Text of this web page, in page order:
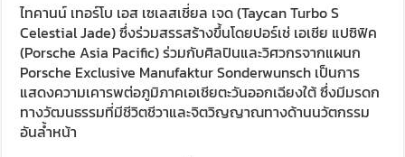
ไทคานน์ เทอร์โบ เอส เซเลสเชี่ยล เจด (Taycan Turbo S
Celestial Jade) ซึ่งร่วมสรรสร้างขึ้นโดยปอร์เช่ เอเชีย แปซิฟิค
(Porsche Asia Pacific) ร่วมกับศิลปินและวิศวกรจากแผนก
Porsche Exclusive Manufaktur Sonderwunsch เป็นการ
แสดงความเคารพต่อภูมิภาคเอเชียตะวันออกเฉียงใต้ ซึ่งมีมรดก
ทางวัฒนธรรมที่มีชีวิตชีวาและจิตวิญญาณทางด้านนวัตกรรม
อันล้ำหน้า